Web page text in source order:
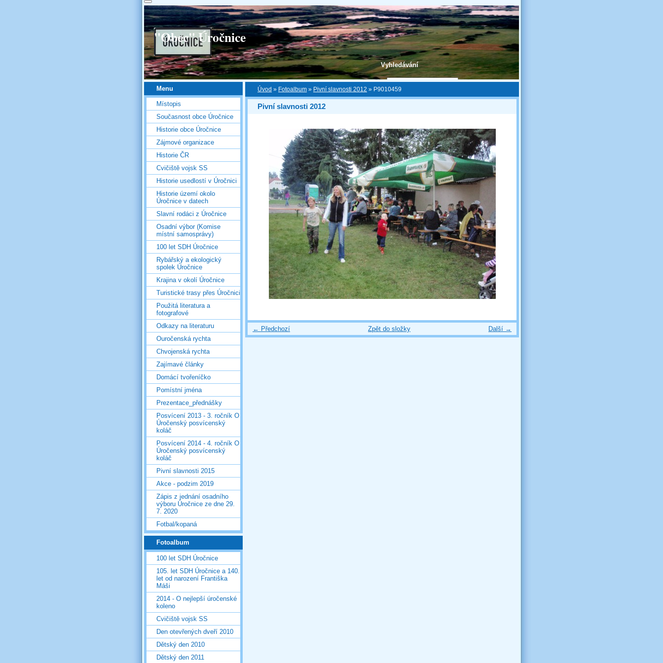
Vyhledávání
"Obec" Úročnice
Úvod » Fotoalbum » Pivní slavnosti 2012 » P9010459
Pivní slavnosti 2012
← Předchozí Další →
Zpět do složky
Menu
Místopis
Současnost obce Úročnice
Historie obce Úročnice
Zájmové organizace
Historie ČR
Cvičiště vojsk SS
Historie usedlostí v Úročnici
Historie území okolo
Úročnice v datech
Slavní rodáci z Úročnice
Osadní výbor (Komise
místní samosprávy)
100 let SDH Úročnice
Rybářský a ekologický
spolek Úročnice
Krajina v okolí Úročnice
Turistické trasy přes Úročnici
Použitá literatura a
fotografové
Odkazy na literaturu
Ouročenská rychta
Chvojenská rychta
Zajímavé články
Domácí tvořeníčko
Pomístní jména
Prezentace_přednášky
Posvícení 2013 - 3. ročník O
Úročenský posvícenský
koláč
Posvícení 2014 - 4. ročník O
Úročenský posvícenský
koláč
Pivní slavnosti 2015
Akce - podzim 2019
Zápis z jednání osadního
výboru Úročnice ze dne 29.
7. 2020
Fotbal/kopaná
Fotoalbum
100 let SDH Úročnice
105. let SDH Úročnice a 140.
let od narození Františka
Máši
2014 - O nejlepší úročenské
koleno
Cvičiště vojsk SS
Den otevřených dveří 2010
Dětský den 2010
Dětský den 2011